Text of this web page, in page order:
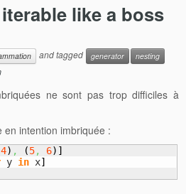
like a boss
and tagged generator
nesting
ne sont pas trop difficiles à
en intention imbriquée :
4) , (5, 6) ]
y in x]